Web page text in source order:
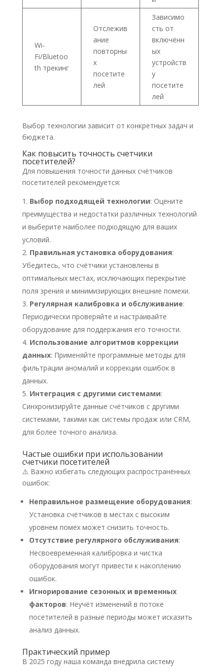
Wi-
Fi/Bluetoo
th трекинг
Отслежив
ание
повторны
х
посетите
лей
Зависимо
сть от
включённ
ых
устройств
у
посетите
лей
Выбор технологии зависит от конкретных задач и
бюджета.​
Как повысить точность счетчики
посетителей?
Для повышения точности данных счётчиков
посетителей рекомендуется:​
Выбор подходящей технологии: Оцените
преимущества и недостатки различных технологий
и выберите наиболее подходящую для ваших
условий.​
Правильная установка оборудования:
Убедитесь, что счётчики установлены в
оптимальных местах, исключающих перекрытие
поля зрения и минимизирующих внешние помехи.​
Регулярная калибровка и обслуживание:
Периодически проверяйте и настраивайте
оборудование для поддержания его точности.​
Использование алгоритмов коррекции
данных: Применяйте программные методы для
фильтрации аномалий и коррекции ошибок в
данных.​
Интеграция с другими системами:
Синхронизируйте данные счётчиков с другими
системами, такими как системы продаж или CRM,
для более точного анализа.​
Частые ошибки при использовании
счетчики посетителей
⚠️ Важно избегать следующих распространённых
ошибок:​
Неправильное размещение оборудования:
Установка счётчиков в местах с высоким
уровнем помех может снизить точность.​
Отсутствие регулярного обслуживания:
Несвоевременная калибровка и чистка
оборудования могут привести к накоплению
ошибок.​
Игнорирование сезонных и временных
факторов: Неучёт изменений в потоке
посетителей в разные периоды может исказить
анализ данных.​
Практический пример
В 2025 году наша команда внедрила систему